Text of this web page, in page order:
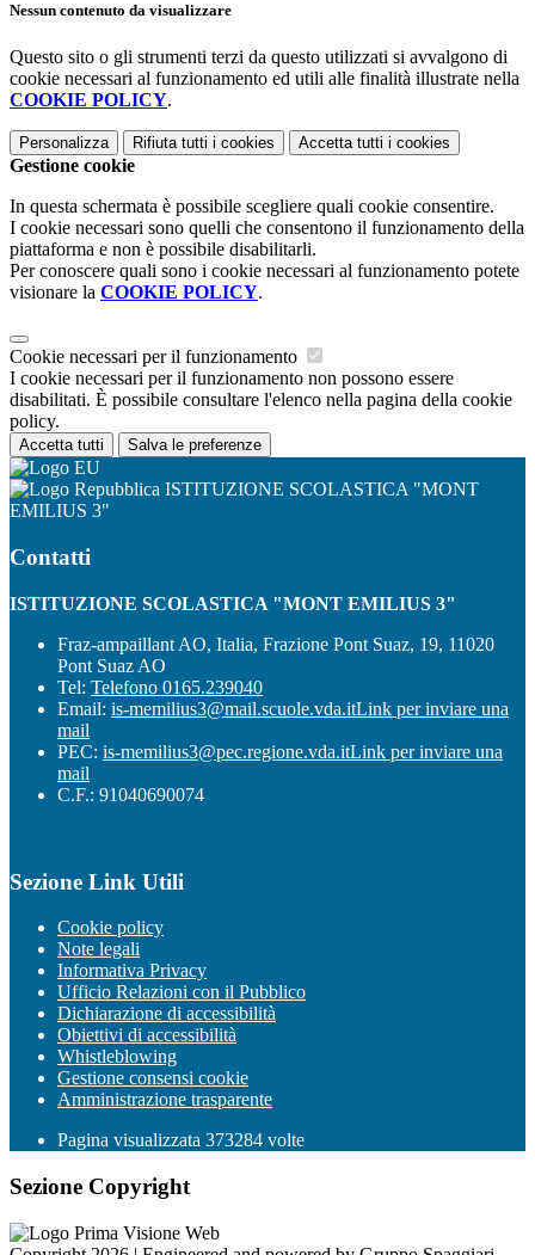
Nessun contenuto da visualizzare
Questo sito o gli strumenti terzi da questo utilizzati si avvalgono di
cookie necessari al funzionamento ed utili alle finalità illustrate nella
COOKIE POLICY.
Personalizza Rifiuta tutti i cookies Accetta tutti i cookies
Gestione cookie
In questa schermata è possibile scegliere quali cookie consentire.
I cookie necessari sono quelli che consentono il funzionamento della
piattaforma e non è possibile disabilitarli.
Per conoscere quali sono i cookie necessari al funzionamento potete
visionare la COOKIE POLICY.
Cookie necessari per il funzionamento
I cookie necessari per il funzionamento non possono essere
disabilitati. È possibile consultare l'elenco nella pagina della cookie
policy.
Accetta tutti Salva le preferenze
ISTITUZIONE SCOLASTICA "MONT
EMILIUS 3"
Contatti
ISTITUZIONE SCOLASTICA "MONT EMILIUS 3"
Fraz-ampaillant AO, Italia, Frazione Pont Suaz, 19, 11020
Pont Suaz AO
Tel: Telefono 0165.239040
Email: is-memilius3@mail.scuole.vda.itLink per inviare una
mail
PEC: is-memilius3@pec.regione.vda.itLink per inviare una
mail
C.F.: 91040690074
Sezione Link Utili
Cookie policy
Note legali
Informativa Privacy
Ufficio Relazioni con il Pubblico
Dichiarazione di accessibilità
Obiettivi di accessibilità
Whistleblowing
Gestione consensi cookie
Amministrazione trasparente
Pagina visualizzata 373284 volte
Sezione Copyright